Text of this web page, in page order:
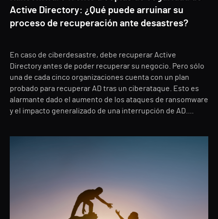
Active Directory: ¿Qué puede arruinar su
proceso de recuperación ante desastres?
En caso de ciberdesastre, debe recuperar Active
Directory antes de poder recuperar su negocio. Pero sólo
una de cada cinco organizaciones cuenta con un plan
probado para recuperar AD tras un ciberataque. Esto es
alarmante dado el aumento de los ataques de ransomware
y el impacto generalizado de una interrupción de AD....